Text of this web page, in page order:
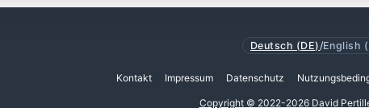
Deutsch (DE) /English
Kontakt Impressum Datenschutz
Copyright © 2022-2026 David